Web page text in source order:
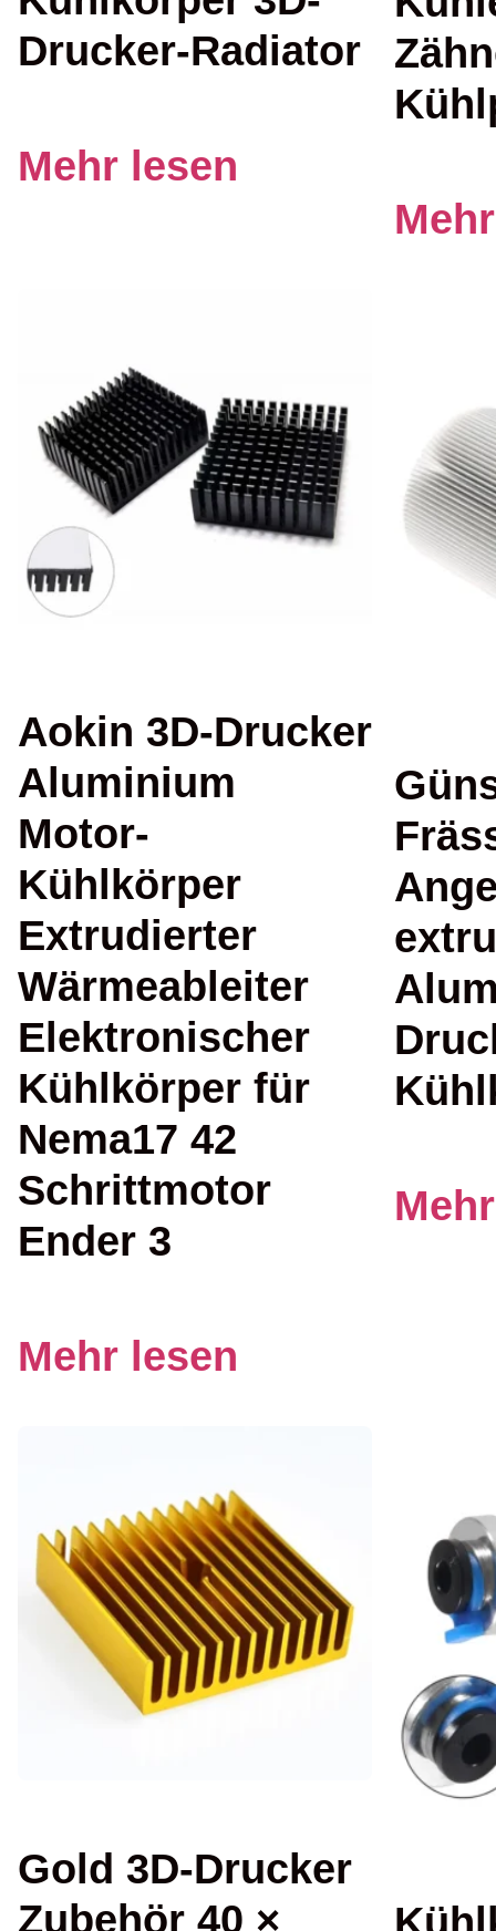
Drucker-Radiator
Mehr lesen
Aokin 3D-Drucker
Aluminium
Motor-
Kühlkörper
Extrudierter
Wärmeableiter
Elektronischer
Kühlkörper für
Nema17 42
Schrittmotor
Ender 3
Mehr lesen
Gold 3D-Drucker
Zubehör 40 ×